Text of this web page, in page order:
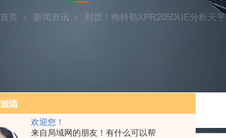
欢迎您！
来自局域网的朋友！有什么可以帮
首页 新闻资讯 到货！梅特勒XPR205DUE分析天平